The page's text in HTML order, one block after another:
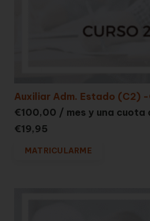
Auxiliar Adm. Estado (C2)
€100,00 / mes y una cuota
€19,95
MATRICULARME